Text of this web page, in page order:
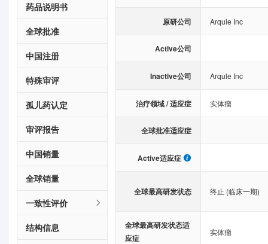
药品说明书
全球批准
中国注册
特殊审评
孤儿药认定
审评报告
中国销量
全球销量
一致性评价
结构信息
原研公司 Arqule Inc
Active公司
Inactive公司 Arqule Inc
治疗领域 / 适应症 实体瘤
全球批准适应症
Active适应症
全球最高研发状态 终止 (临床一期)
全球最高研发状态适
应症
实体瘤